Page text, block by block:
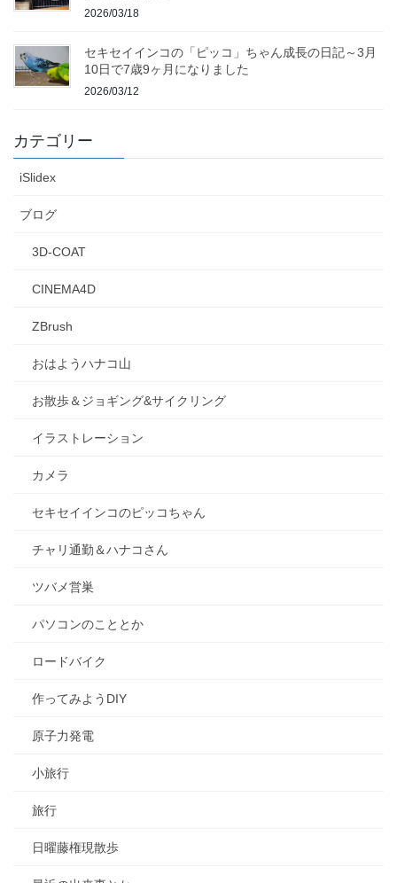
2026/03/18
セキセイインコの「ピッコ」ちゃん成長の日記～3月
10日で7歳9ヶ月になりました
2026/03/12
カテゴリー
iSlidex
ブログ
3D-COAT
CINEMA4D
ZBrush
おはようハナコ山
お散歩＆ジョギング&サイクリング
イラストレーション
カメラ
セキセイインコのピッコちゃん
チャリ通勤＆ハナコさん
ツバメ営巣
パソコンのこととか
ロードバイク
作ってみようDIY
原子力発電
小旅行
旅行
日曜藤権現散歩